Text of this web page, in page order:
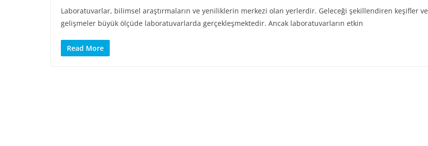
Laboratuvarlar, bilimsel araştırmaların ve yeniliklerin merkezi olan yerlerdir. Geleceği şekillendiren keşifler ve
gelişmeler büyük ölçüde laboratuvarlarda gerçekleşmektedir. Ancak laboratuvarların etkin
Read More